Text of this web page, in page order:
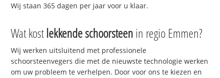
Wij staan 365 dagen per jaar voor u klaar.
Wat kostlekkende schoorsteen in regio Emmen?
Wij werken uitsluitend met professionele
schoorsteenvegers die met de nieuwste technologie werken
om uw probleem te verhelpen. Door voor ons te kiezen en